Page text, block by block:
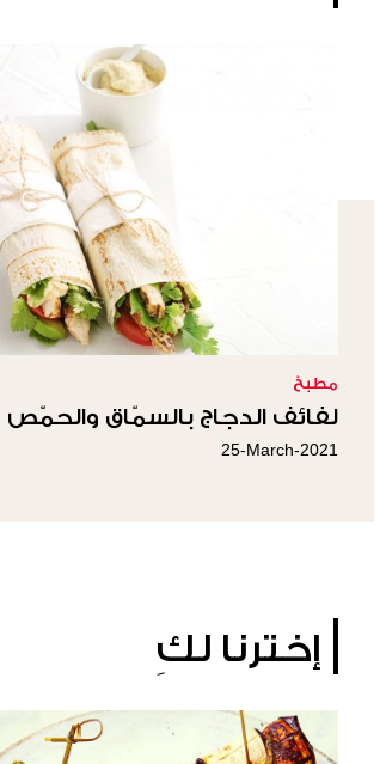
مطبخ
لفائف الدجاج بالسمّاق والحمّص
25-March-2021
إخترنا لكِ